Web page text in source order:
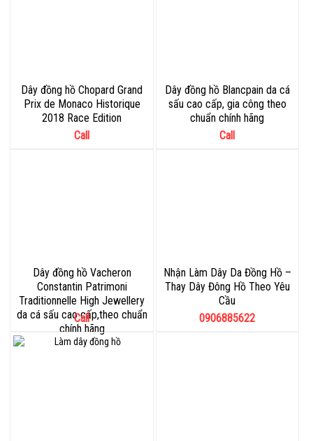
Dây đồng hồ Chopard Grand
Prix de Monaco Historique
2018 Race Edition
Call
Dây đồng hồ Blancpain da cá
sấu cao cấp, gia công theo
chuẩn chính hãng
Call
Dây đồng hồ Vacheron
Constantin Patrimoni
Traditionnelle High Jewellery
da cá sấu cao cấp,theo chuẩn
chính hãng
Call
Nhận Làm Dây Da Đồng Hồ –
Thay Dây Đông Hồ Theo Yêu
Cầu
0906885622